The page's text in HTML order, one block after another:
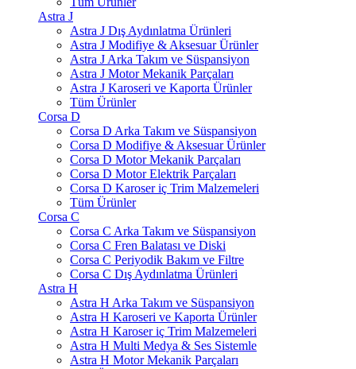
Astra J
Astra J Dış Aydınlatma Ürünleri
Astra J Modifiye & Aksesuar Ürünler
Astra J Arka Takım ve Süspansiyon
Astra J Motor Mekanik Parçaları
Astra J Karoseri ve Kaporta Ürünler
Tüm Ürünler
Corsa D
Corsa D Arka Takım ve Süspansiyon
Corsa D Modifiye & Aksesuar Ürünler
Corsa D Motor Mekanik Parçaları
Corsa D Motor Elektrik Parçaları
Corsa D Karoser iç Trim Malzemeleri
Tüm Ürünler
Corsa C
Corsa C Arka Takım ve Süspansiyon
Corsa C Fren Balatası ve Diski
Corsa C Periyodik Bakım ve Filtre
Corsa C Dış Aydınlatma Ürünleri
Astra H
Astra H Arka Takım ve Süspansiyon
Astra H Karoseri ve Kaporta Ürünler
Astra H Karoser iç Trim Malzemeleri
Astra H Multi Medya & Ses Sistemle
Astra H Motor Mekanik Parçaları